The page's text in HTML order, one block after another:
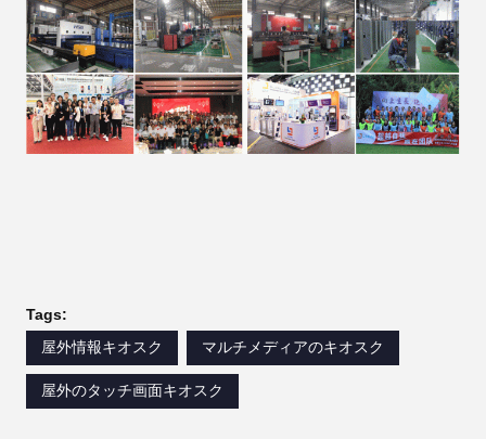
Tags:
屋外情報キオスク
マルチメディアのキオスク
屋外のタッチ画面キオスク